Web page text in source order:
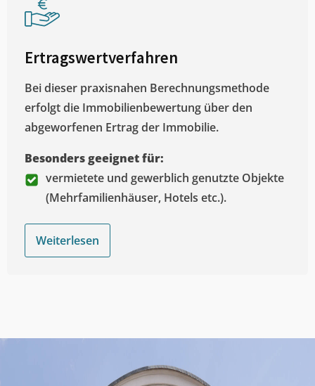
Ertragswertverfahren
Bei dieser praxisnahen Berechnungsmethode
erfolgt die Immobilienbewertung über den
abgeworfenen Ertrag der Immobilie.
Besonders geeignet für:
vermietete und gewerblich genutzte Objekte
(Mehrfamilienhäuser, Hotels etc.).
Weiterlesen